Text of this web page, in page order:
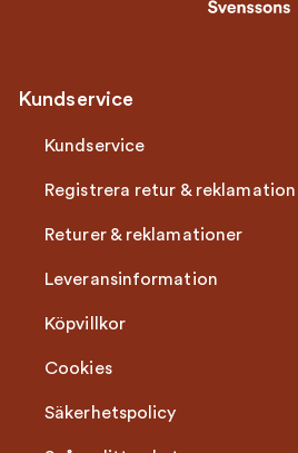
Kundservice
Kundservice
Registrera retur & reklamation
Returer & reklamationer
Leveransinformation
Köpvillkor
Cookies
Säkerhetspolicy